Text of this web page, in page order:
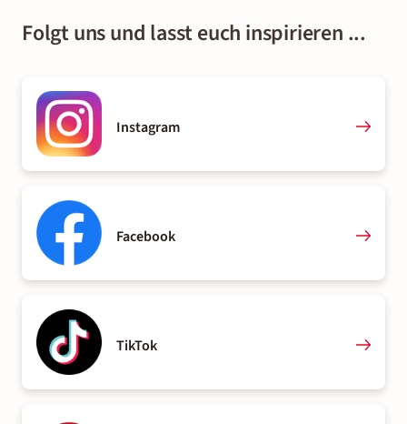
Folgt uns und lasst euch inspirieren ...
Instagram
Facebook
TikTok